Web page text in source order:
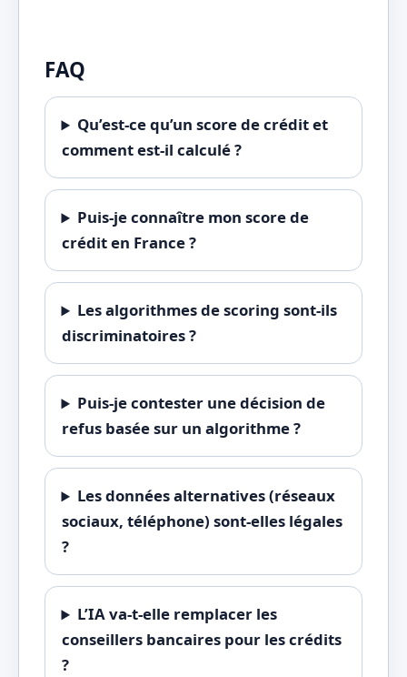
FAQ
Qu’est-ce qu’un score de crédit et
comment est-il calculé ?
Puis-je connaître mon score de
crédit en France ?
Les algorithmes de scoring sont-ils
discriminatoires ?
Puis-je contester une décision de
refus basée sur un algorithme ?
Les données alternatives (réseaux
sociaux, téléphone) sont-elles légales
?
L’IA va-t-elle remplacer les
conseillers bancaires pour les crédits
?